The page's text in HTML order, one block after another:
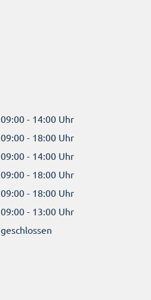
09:00 - 14:00 Uhr
09:00 - 18:00 Uhr
09:00 - 14:00 Uhr
09:00 - 18:00 Uhr
09:00 - 18:00 Uhr
09:00 - 13:00 Uhr
geschlossen